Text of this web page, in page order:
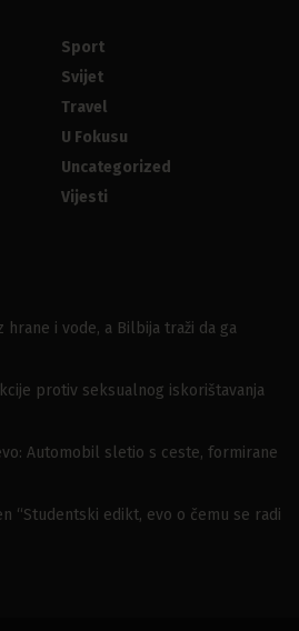
Sport
Svijet
Travel
U Fokusu
Uncategorized
Vijesti
i vode, a Bilbija traži da ga
protiv seksualnog iskorištavanja
Automobil sletio s ceste, formirane
“Studentski edikt, evo o čemu se radi